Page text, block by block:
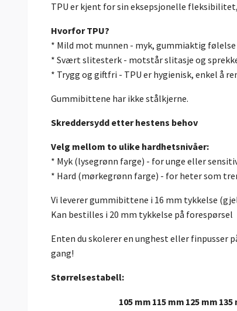
TPU er kjent for sin eksepsjonelle
Hvorfor TPU?
* Mild mot munnen - myk, gummiaktig
* Svært slitesterk - motstår slitasje og
* Trygg og giftfri - TPU er hygienisk, enkel å
Gummibittene har ikke stålkjerne.
Skreddersydd etter hestens behov
Velg mellom to ulike hardhetsnivåer:
* Myk (lysegrønn farge) - for unge eller
* Hard (mørkegrønn farge) - for heter som
Vi leverer gummibittene i 16 mm tykkelse
Kan bestilles i 20 mm tykkelse på forespørsel
Enten du skolerer en unghest eller
gang!
Størrelsestabell:
105 mm 115 mm 125 mm 135